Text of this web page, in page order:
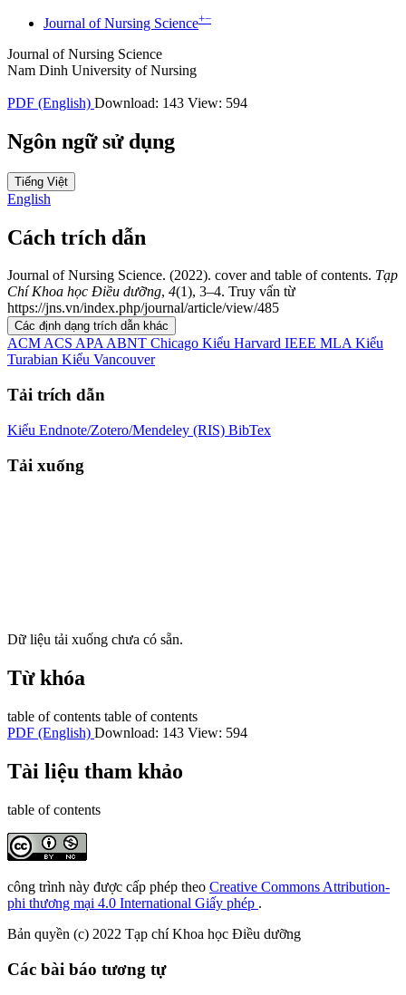
Journal of Nursing Science+−
Journal of Nursing Science
Nam Dinh University of Nursing
PDF (English) Download: 143 View: 594
Ngôn ngữ sử dụng
Tiếng Việt
English
Cách trích dẫn
Journal of Nursing Science. (2022). cover and table of contents. Tạp
Chí Khoa học Điều dưỡng, 4(1), 3–4. Truy vấn từ
https://jns.vn/index.php/journal/article/view/485
Các định dạng trích dẫn khác
ACMACS APAABNT Chicago Kiểu Harvard IEEE MLAKiểu
Turabian Kiểu Vancouver
Tải trích dẫn
Kiểu Endnote/Zotero/Mendeley (RIS) BibTex
Tải xuống
Dữ liệu tải xuống chưa có sẵn.
Từ khóa
table of contents table of contents
PDF (English) Download: 143 View: 594
Tài liệu tham khảo
table of contents
công trình này được cấp phép theo Creative Commons Attribution-
phi thương mại 4.0 International Giấy phép .
Bản quyền (c) 2022 Tạp chí Khoa học Điều dưỡng
Các bài báo tương tự